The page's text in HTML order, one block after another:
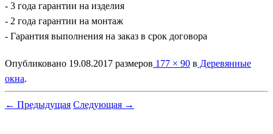
- 3 года гарантии на изделия
- 2 года гарантии на монтаж
- Гарантия выполнения на заказ в срок договора
Опубликовано 19.08.2017 размеров 177 × 90 в Деревянные
окна.
← Предыдущая Следующая →